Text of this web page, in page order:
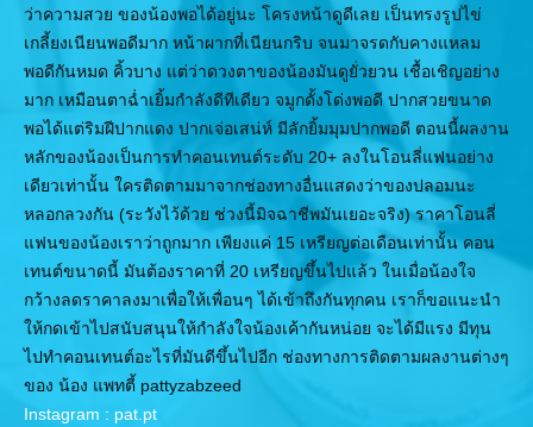
ว่าความสวย ของน้องพอได้อยู่นะ โครงหน้าดูดีเลย เป็นทรงรูปไข่
เกลี้ยงเนียนพอดีมาก หน้าผากที่เนียนกริบ จนมาจรดกับคางแหลม
พอดีกันหมด คิ้วบาง แต่ว่าดวงตาของน้องมันดูยั่วยวน เชื้อเชิญอย่าง
มาก เหมือนตาฉ่ำเยิ้มกำลังดีทีเดียว จมูกดั้งโด่งพอดี ปากสวยขนาด
พอได้แต่ริมฝีปากแดง ปากเจ่อเสน่ห์ มีลักยิ้มมุมปากพอดี ตอนนี้ผลงาน
หลักของน้องเป็นการทำคอนเทนต์ระดับ 20+ ลงในโอนลี่แฟนอย่าง
เดียวเท่านั้น ใครติดตามมาจากช่องทางอื่นแสดงว่าของปลอมนะ
หลอกลวงกัน (ระวังไว้ด้วย ช่วงนี้มิจฉาชีพมันเยอะจริง) ราคาโอนลี่
แฟนของน้องเราว่าถูกมาก เพียงแค่ 15 เหรียญต่อเดือนเท่านั้น คอน
เทนต์ขนาดนี้ มันต้องราคาที่ 20 เหรียญขึ้นไปแล้ว ในเมื่อน้องใจ
กว้างลดราคาลงมาเพื่อให้เพื่อนๆ ได้เข้าถึงกันทุกคน เราก็ขอแนะนำ
ให้กดเข้าไปสนับสนุนให้กำลังใจน้องเค้ากันหน่อย จะได้มีแรง มีทุน
ไปทำคอนเทนต์อะไรที่มันดีขึ้นไปอีก ช่องทางการติดตามผลงานต่างๆ
ของ น้อง แพทตี้ pattyzabzeed
Instagram : pat.pt